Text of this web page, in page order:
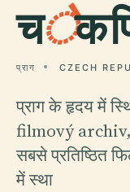
चेक
प्राग CZECH
प्राग के हृदय में
filmový archiv,
सबसे प्रतिष्ठित
में स्था